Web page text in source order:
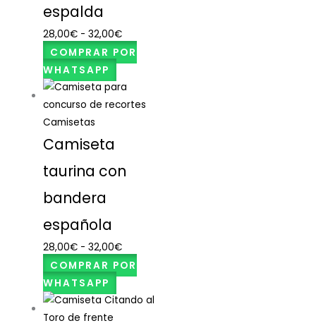
espalda
28,00€ - 32,00€
COMPRAR POR
WHATSAPP
Camisetas
Camiseta
taurina con
bandera
española
28,00€ - 32,00€
COMPRAR POR
WHATSAPP